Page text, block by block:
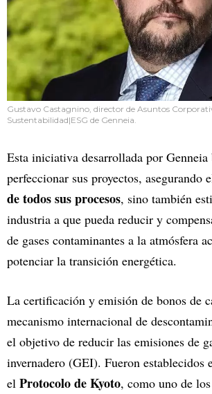
Gustavo Castagnino, director de Asuntos
Sustentabilidad|ESG de Genneia.
Esta iniciativa desarrollada por Genneia
perfeccionar sus proyectos, asegurando
de todos sus procesos, sino también
industria a que pueda reducir y
de gases contaminantes a la atmósfera
potenciar la transición energética.
La certificación y emisión de bonos de
mecanismo internacional de
el objetivo de reducir las emisiones de
invernadero (GEI). Fueron establecidos
el Protocolo de Kyoto, como uno de